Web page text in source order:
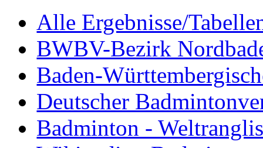
Alle Ergebnisse/
BWBV-Bezirk
Baden-
Deutscher
Badminton -